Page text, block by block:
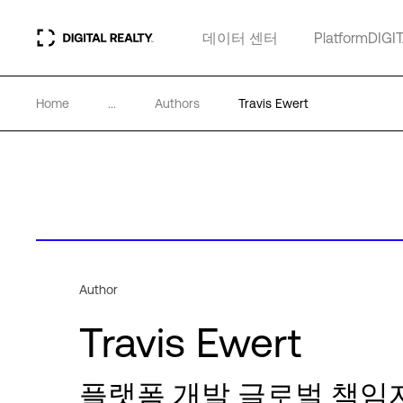
데이터 센터
Home ... Authors Travis Ewert
Author
Travis Ewert
플랫폼 개발 글로벌 책임